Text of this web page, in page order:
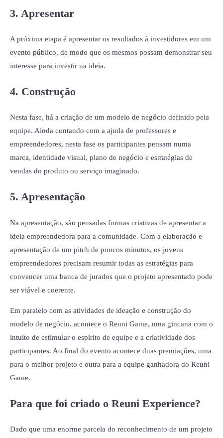
3. Apresentar
A próxima etapa é apresentar os resultados à investidores em um
evento público, de modo que os mesmos possam demonstrar seu
interesse para investir na ideia.
4. Construção
Nesta fase, há a criação de um modelo de negócio definido pela
equipe. Ainda contando com a ajuda de professores e
empreendedores, nesta fase os participantes pensam numa
marca, identidade visual, plano de negócio e estratégias de
vendas do produto ou serviço imaginado.
5. Apresentação
Na apresentação, são pensadas formas criativas de apresentar a
ideia empreendedora para a comunidade. Com a elaboração e
apresentação de um pitch de poucos minutos, os jovens
empreendedores precisam resumir todas as estratégias para
convencer uma banca de jurados que o projeto apresentado pode
ser viável e coerente.
Em paralelo com as atividades de ideação e construção do
modelo de negócio, acontece o Reuni Game, uma gincana com o
intuito de estimular o espirito de equipe e a criatividade dos
participantes. Ao final do evento acontece duas premiações, uma
para o melhor projeto e outra para a equipe ganhadora do Reuni
Game.
Para que foi criado o Reuni Experience?
Dado que uma enorme parcela do reconhecimento de um projeto